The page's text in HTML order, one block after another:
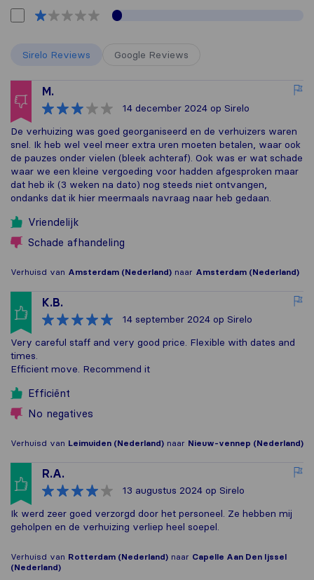
Sirelo Reviews Google Reviews
M.
14 december 2024 op Sirelo
De verhuizing was goed georganiseerd en de verhuizers waren
snel. Ik heb wel veel meer extra uren moeten betalen, waar ook
de pauzes onder vielen (bleek achteraf). Ook was er wat schade
waar we een kleine vergoeding voor hadden afgesproken maar
dat heb ik (3 weken na dato) nog steeds niet ontvangen,
ondanks dat ik hier meermaals navraag naar heb gedaan.
Vriendelijk
Schade afhandeling
Verhuisd van Amsterdam (Nederland) naar Amsterdam (Nederland)
K.B.
14 september 2024 op Sirelo
Very careful staff and very good price. Flexible with dates and
times.
Efficient move. Recommend it
Efficiënt
No negatives
Verhuisd van Leimuiden (Nederland) naar Nieuw-vennep (Nederland)
R.A.
13 augustus 2024 op Sirelo
Ik werd zeer goed verzorgd door het personeel. Ze hebben mij
geholpen en de verhuizing verliep heel soepel.
Verhuisd van Rotterdam (Nederland) naar Capelle Aan Den Ijssel
(Nederland)